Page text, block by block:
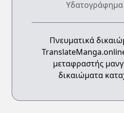
Υδατογράφημα
Πνευματικά
μεταφραστής
δικαιώματα